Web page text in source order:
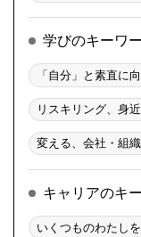
学びのキーワ
「自分」と素直に
リスキリング、身
変える、会社・組
キャリアのキ
いくつものわたし